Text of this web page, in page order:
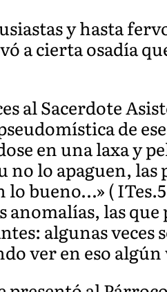
y hasta
a cierta osadía
al Sacerdote
de
en una laxa y
no lo apaguen,
bueno…» (
anomalías, las
algunas veces
ver en eso